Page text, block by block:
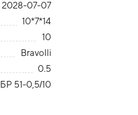
2028-07-07
10*7*14
10
Bravolli
0.5
БР 51-0,5/10